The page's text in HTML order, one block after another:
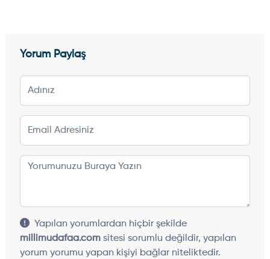
Yorum Paylaş
Yapılan yorumlardan hiçbir şekilde
millimudafaa.comsitesi sorumlu değildir, yapılan
yorum yorumu yapan kişiyi bağlar niteliktedir.